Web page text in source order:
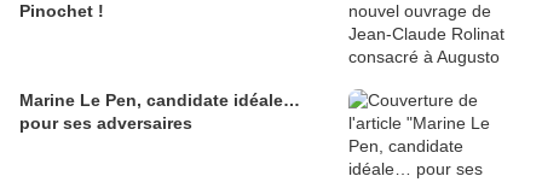
Pinochet !
Marine Le Pen, candidate idéale…
pour ses adversaires